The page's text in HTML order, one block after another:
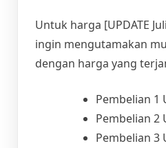
Untuk harga [UPDATE
ingin mengutamakan
dengan harga yang
Pembelian 1
Pembelian 2
Pembelian 3